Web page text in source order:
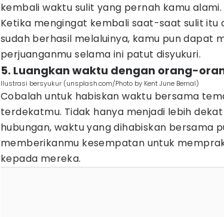
kembali waktu sulit yang pernah kamu alami.
Ketika mengingat kembali saat-saat sulit itu
sudah berhasil melaluinya, kamu pun dapat
perjuanganmu selama ini patut disyukuri.
5. Luangkan waktu dengan orang-
Ilustrasi bersyukur (unsplash.com/Photo by Kent June Bernal)
Cobalah untuk habiskan waktu bersama
terdekatmu. Tidak hanya menjadi lebih
hubungan, waktu yang dihabiskan bersama
memberikanmu kesempatan untuk
kepada mereka.